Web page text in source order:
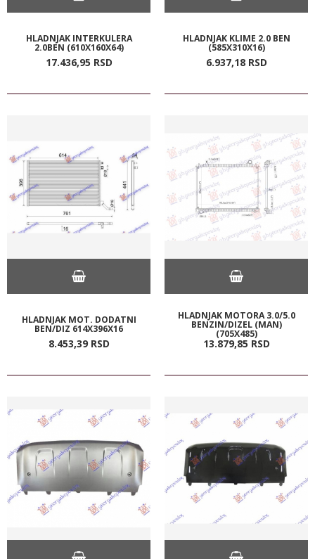
HLADNJAK INTERKULERA
2.0BEN (610X160X64)
17.436,95 RSD
HLADNJAK KLIME 2.0 BEN
(585X310X16)
6.937,18 RSD
HLADNJAK MOT. DODATNI
BEN/DIZ 614X396X16
8.453,39 RSD
HLADNJAK MOTORA 3.0/5.0
BENZIN/DIZEL (MAN)
(705X485)
13.879,85 RSD